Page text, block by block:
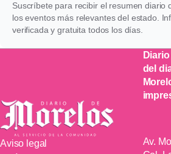
Suscríbete para recibir el resumen diario
los eventos más relevantes del estado.
verificada y gratuita todos los días.
Aviso legal
del
Av.